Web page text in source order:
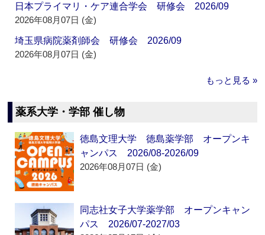
日本プライマリ・ケア連合学会 研修会 2026/09
2026年08月07日 (金)
埼玉県病院薬剤師会 研修会 2026/09
2026年08月07日 (金)
もっと見る »
薬系大学・学部 催し物
徳島文理大学 徳島薬学部 オープンキ
ャンパス 2026/08-2026/09
2026年08月07日 (金)
同志社女子大学薬学部 オープンキャン
パス 2026/07-2027/03